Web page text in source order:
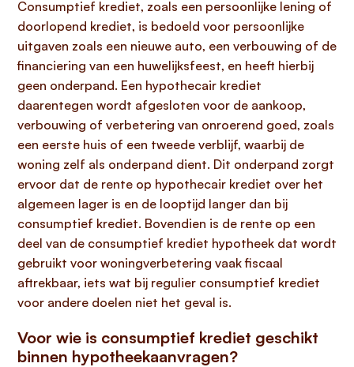
Consumptief krediet, zoals een persoonlijke lening of
doorlopend krediet, is bedoeld voor persoonlijke
uitgaven zoals een nieuwe auto, een verbouwing of de
financiering van een huwelijksfeest, en heeft hierbij
geen onderpand. Een hypothecair krediet
daarentegen wordt afgesloten voor de aankoop,
verbouwing of verbetering van onroerend goed, zoals
een eerste huis of een tweede verblijf, waarbij de
woning zelf als onderpand dient. Dit onderpand zorgt
ervoor dat de rente op hypothecair krediet over het
algemeen lager is en de looptijd langer dan bij
consumptief krediet. Bovendien is de rente op een
deel van de consumptief krediet hypotheek dat wordt
gebruikt voor woningverbetering vaak fiscaal
aftrekbaar, iets wat bij regulier consumptief krediet
voor andere doelen niet het geval is.
Voor wie is consumptief krediet geschikt
binnen hypotheekaanvragen?